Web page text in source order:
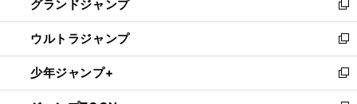
で
開
く
ド
ウ
で
開
く
ィ
ン
ド
ウ
で
開
い
ウ
ィ
ン
ド
ウ
グランドジャンプ
新
し
い
ウ
ィ
ン
ウルトラジャンプ
新
し
い
ウ
少年ジャンプ+
新
し